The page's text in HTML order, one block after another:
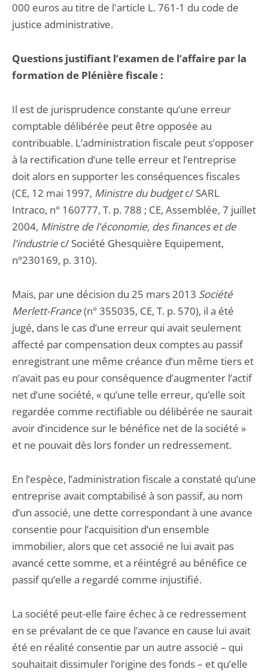
000 euros au titre de l'article L. 761-1 du code de
justice administrative.
Questions justifiant l’examen de l’affaire par la
formation de Plénière fiscale :
Il est de jurisprudence constante qu’une erreur
comptable délibérée peut être opposée au
contribuable. L’administration fiscale peut s’opposer
à la rectification d’une telle erreur et l’entreprise
doit alors en supporter les conséquences fiscales
(CE, 12 mai 1997, Ministre du budgetc/ SARL
Intraco, n° 160777, T. p. 788 ; CE, Assemblée, 7 juillet
2004, Ministre de l'économie, des finances et de
l'industrie c/ Société Ghesquière Equipement,
n°230169, p. 310).
Mais, par une décision du 25 mars 2013 Société
Merlett-France(n° 355035, CE, T. p. 570), il a été
jugé, dans le cas d’une erreur qui avait seulement
affecté par compensation deux comptes au passif
enregistrant une même créance d’un même tiers et
n’avait pas eu pour conséquence d’augmenter l’actif
net d’une société, « qu’une telle erreur, qu’elle soit
regardée comme rectifiable ou délibérée ne saurait
avoir d’incidence sur le bénéfice net de la société »
et ne pouvait dès lors fonder un redressement.
En l’espèce, l’administration fiscale a constaté qu’une
entreprise avait comptabilisé à son passif, au nom
d’un associé, une dette correspondant à une avance
consentie pour l’acquisition d’un ensemble
immobilier, alors que cet associé ne lui avait pas
avancé cette somme, et a réintégré au bénéfice ce
passif qu’elle a regardé comme injustifié.
La société peut-elle faire échec à ce redressement
en se prévalant de ce que l’avance en cause lui avait
été en réalité consentie par un autre associé – qui
souhaitait dissimuler l’origine des fonds – et qu’elle